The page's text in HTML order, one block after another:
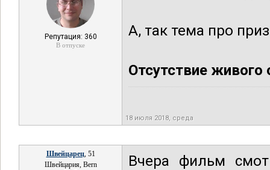
Репутация: 360
В отпуске
А, так тема про
Отсутствие
18 июля 2018, среда
Швейцарец, 51
Швейцария, Bern
Вчера фильм